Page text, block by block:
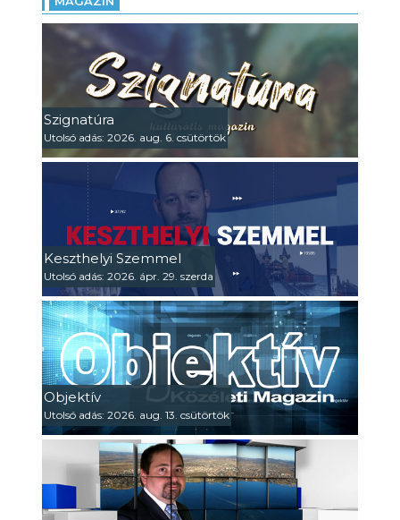
Szignatúra
Utolsó adás: 2026. aug. 6. csütörtök
Keszthelyi Szemmel
Utolsó adás: 2026. ápr. 29. szerda
Objektív
Utolsó adás: 2026. aug. 13. csütörtök